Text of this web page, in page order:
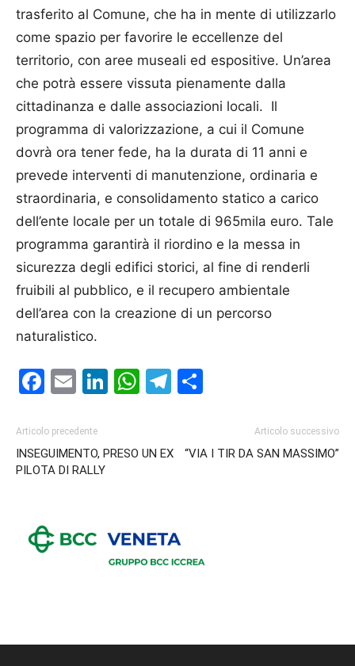
trasferito al Comune, che ha in mente di utilizzarlo
come spazio per favorire le eccellenze del
territorio, con aree museali ed espositive. Un’area
che potrà essere vissuta pienamente dalla
cittadinanza e dalle associazioni locali. Il
programma di valorizzazione, a cui il Comune
dovrà ora tener fede, ha la durata di 11 anni e
prevede interventi di manutenzione, ordinaria e
straordinaria, e consolidamento statico a carico
dell’ente locale per un totale di 965mila euro. Tale
programma garantirà il riordino e la messa in
sicurezza degli edifici storici, al fine di renderli
fruibili al pubblico, e il recupero ambientale
dell’area con la creazione di un percorso
naturalistico.
Facebook
EmailLinkedIn
WhatsApp
Telegram
Articolo precedente
INSEGUIMENTO, PRESO UN EX
PILOTA DI RALLY
Articolo successivo
“VIA I TIR DA SAN MASSIMO”